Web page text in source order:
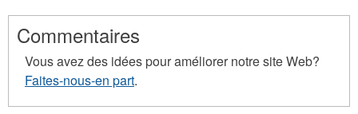
Commentaires
Vous avez des idées pour améliorer notre site Web?
Faites-nous-en part.